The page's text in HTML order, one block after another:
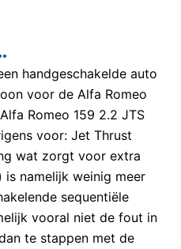
handgeschakelde auto
voor de Alfa Romeo
Romeo 159 2.2 JTS
voor: Jet Thrust
wat zorgt voor extra
is namelijk weinig meer
sequentiële
vooral niet de fout in
te stappen met de